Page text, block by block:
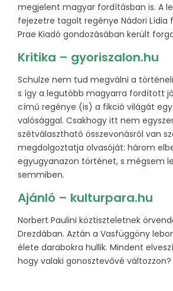
megjelent magyar fordításban is. A
fejezetre tagolt regénye Nádori Lídia
Prae Kiadó gondozásában került
Kritika – gyoriszalon.hu
Schulze nem tud megválni a
s így a legutóbb magyarra fordított
című regénye (is) a fikció világát
valósággal. Csakhogy itt nem
szétválasztható összevonásról van
megdolgoztatja olvasóját: három
egyugyanazon történet, s mégsem
semmiben.
Ajánló – kulturpara.hu
Norbert Paulini köztiszteletnek
Drezdában. Aztán a Vasfüggöny
élete darabokra hullik. Mindent
hogy valaki gonosztevővé változzon?